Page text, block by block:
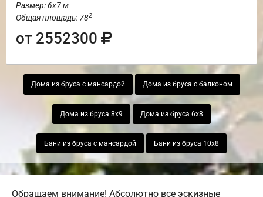
Размер: 6х7 м
Общая площадь: 782
от 2552300
Дома из бруса с мансардой Дома из бруса с балконом
Дома из бруса 8х9 Дома из бруса 6х8
Бани из бруса с мансардой Бани из бруса 10х8
Обращаем внимание! Абсолютно все эскизные